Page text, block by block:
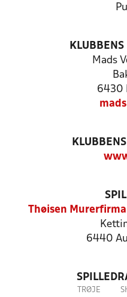
KLUBBENS
Mads
6430
Thøisen
6440
TRØJE